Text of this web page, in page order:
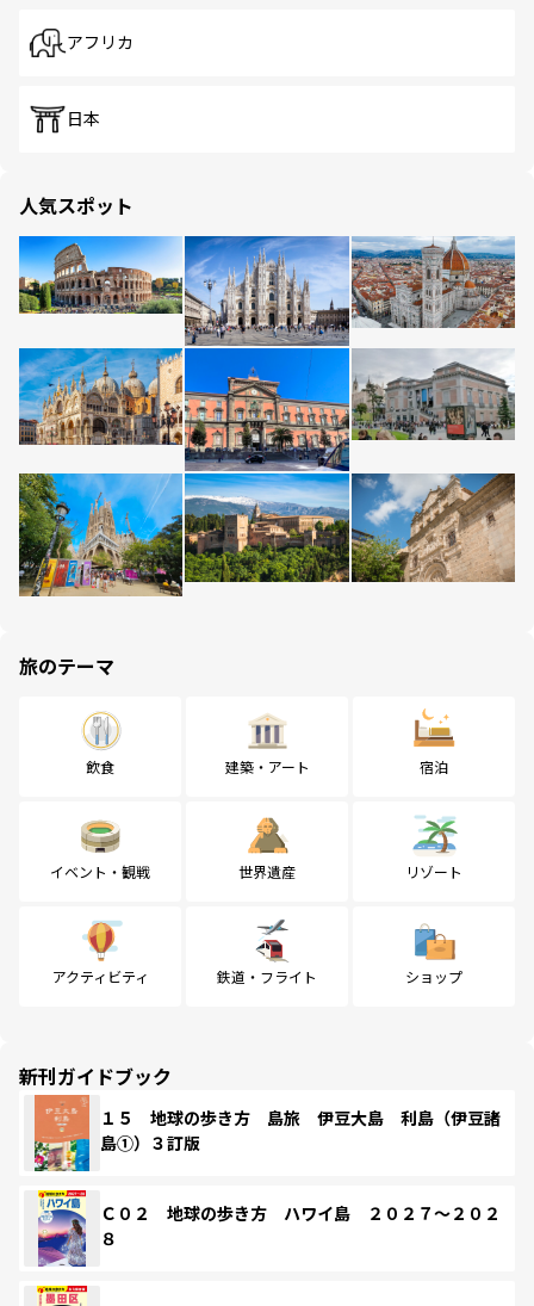
アフリカ
日本
人気スポット
旅のテーマ
飲食 建築・アート 宿泊
イベント・観戦 世界遺産 リゾート
アクティビティ 鉄道・フライト ショップ
新刊ガイドブック
１５ 地球の歩き方 島旅 伊豆大島 利島（伊豆諸
島①）３訂版
Ｃ０２ 地球の歩き方 ハワイ島 ２０２７～２０２
８